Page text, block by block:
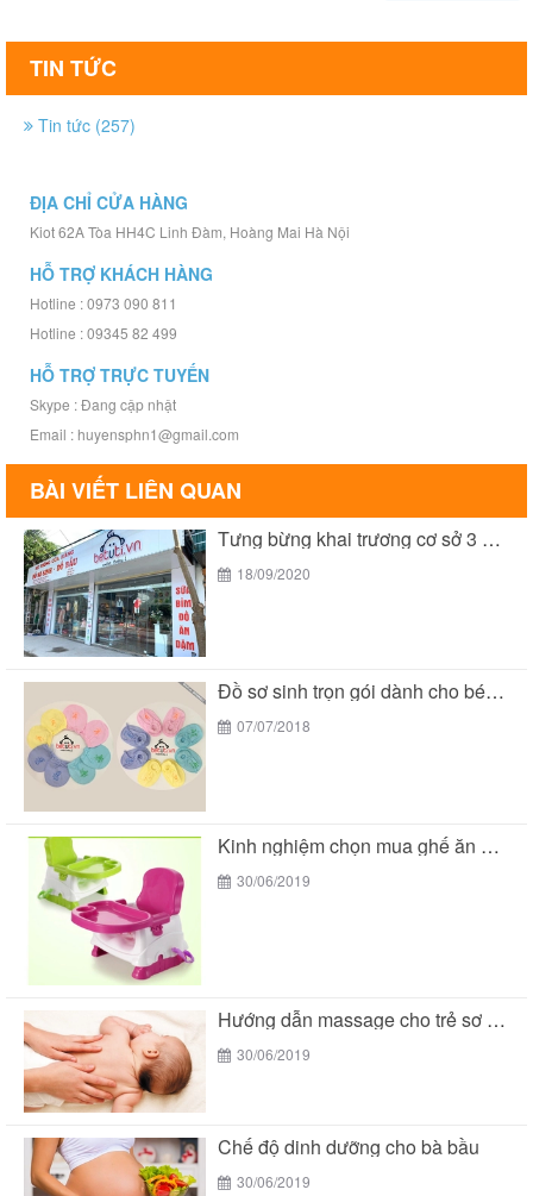
TIN TỨC
Tin tức (257)
ĐỊA CHỈ CỬA HÀNG
Kiot 62A Tòa HH4C Linh Đàm, Hoàng Mai Hà Nội
HỖ TRỢ KHÁCH HÀNG
Hotline : 0973 090 811
Hotline : 09345 82 499
HỖ TRỢ TRỰC TUYẾN
Skype : Đang cập nhật
Email : huyensphn1@gmail.com
BÀI VIẾT LIÊN QUAN
Tưng bừng khai trương cơ sở 3 của Bé...
18/09/2020
Đồ sơ sinh trọn gói dành cho bé yêu...
07/07/2018
Kinh nghiệm chọn mua ghế ăn dặm cho bé
30/06/2019
Hướng dẫn massage cho trẻ sơ sinh
30/06/2019
Chế độ dinh dưỡng cho bà bầu
30/06/2019